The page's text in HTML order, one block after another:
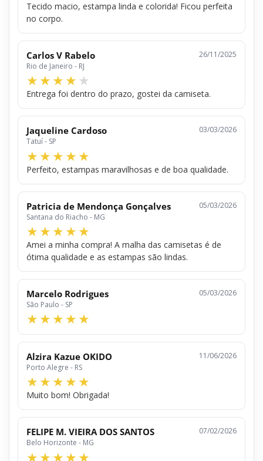
Tecido macio, estampa linda e colorida! Ficou perfeita
no corpo.
Carlos V Rabelo
Rio de Janeiro - RJ
26/11/2025
Entrega foi dentro do prazo, gostei da camiseta.
Jaqueline Cardoso
Tatuí - SP
03/03/2026
Perfeito, estampas maravilhosas e de boa qualidade.
Patricia de Mendonça Gonçalves
Santana do Riacho - MG
05/03/2026
Amei a minha compra! A malha das camisetas é de
ótima qualidade e as estampas são lindas.
Marcelo Rodrigues
São Paulo - SP
05/03/2026
Alzira Kazue OKIDO
Porto Alegre - RS
11/06/2026
Muito bom! Obrigada!
FELIPE M. VIEIRA DOS SANTOS
Belo Horizonte - MG
07/02/2026